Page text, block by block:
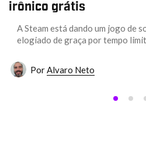
irônico grátis
A Steam está dando um jogo de
elogiado de graça por tempo
PorAlvaro Neto